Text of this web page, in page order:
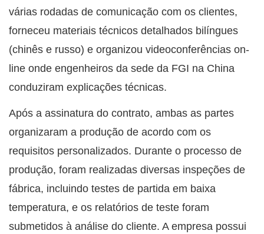
várias rodadas de comunicação com os clientes,
forneceu materiais técnicos detalhados bilíngues
(chinês e russo) e organizou videoconferências on-
line onde engenheiros da sede da FGI na China
conduziram explicações técnicas.
Após a assinatura do contrato, ambas as partes
organizaram a produção de acordo com os
requisitos personalizados. Durante o processo de
produção, foram realizadas diversas inspeções de
fábrica, incluindo testes de partida em baixa
temperatura, e os relatórios de teste foram
submetidos à análise do cliente. A empresa possui